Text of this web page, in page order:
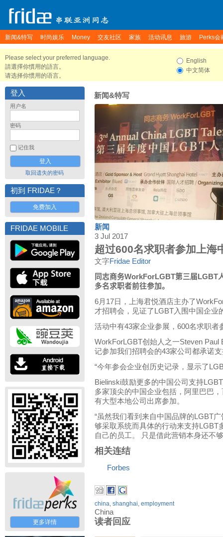
新闻&特写 时尚娱乐 Money 交友社区 家族 活动讯息 旅游 Perks会
Please select your preferred language.
請選擇你慣用的語言。
请选择你惯用的语言。
English
中文简体
登入
用户名
密码
记住我
取回遗失的密码
初到 FRIDAE？
免费加入
FRIDAE MOBILE
更多详情
新闻&特写
新闻
3 Jul 2017
超过600名求职者参加上海
文字Fridae Editor
同志商务WorkForLGBT第三届 LGBT
多名求职者前往参加。
6月17日，上海君悦酒店主办了
才招聘会，见证了LGBT入围中国企业
活动中有43家企业参展，600名求职者
WorkForLGBT创始人之一Steven Paul
记参加我们招聘会的43家公司都承诺
“今年参会企业创历史记录，显示了
Bielinski鼓励更多的中国公司支持
多家顶尖的中国企业包括，阿里巴巴
有大型本地公司出席参加。
“虽然我们看到来自中国品牌的LGBT
够采取系统而具体的行动来支持LGBT
自己的员工。 只是借此营销本身还不
相关连结
Forbes
china, shanghai, employment
China
读者回应